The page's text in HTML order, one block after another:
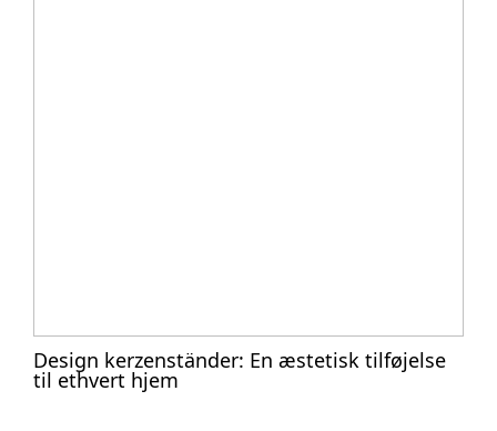
Design kerzenständer: En æstetisk tilføjelse
til ethvert hjem